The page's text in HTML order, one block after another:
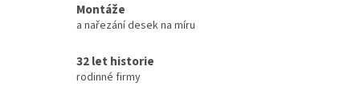
Montáže
a nařezání desek na míru
32 let historie
rodinné firmy